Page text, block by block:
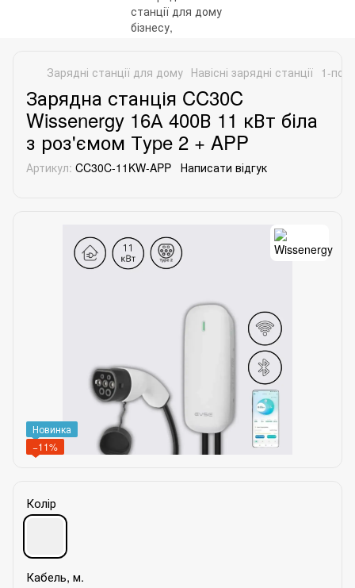
Зарядні станції для дому Навісні зарядні станції 1-
Зарядна станція CC30C
Wissenergy 16А 400В 11 кВт біла
з роз'ємом Тype 2 + APP
Артикул: CC30C-11KW-APP Написати відгук
Новинка
−11%
Колір
Кабель, м.